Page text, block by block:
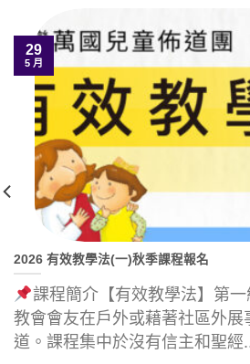
2026 有效教學法(一)秋季課程報名
課程簡介【有效教學法】第
教會會友在戶外或藉著社區外展
道。課程集中於沒有信主和聖經
29
5 月